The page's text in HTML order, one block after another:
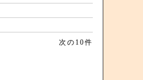
次の10件